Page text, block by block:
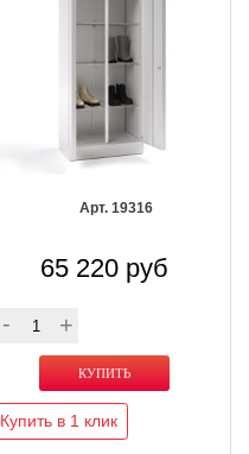
Арт. 19316
65 220 руб
Купить в 1 клик